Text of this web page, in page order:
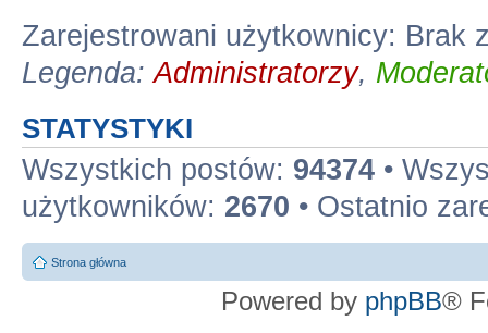
Zarejestrowani użytkownicy: Brak
Legenda:Administratorzy,
STATYSTYKI
Wszystkich postów: 94374 •
użytkowników: 2670 • Ostatnio
Strona główna
Powered by phpBB®